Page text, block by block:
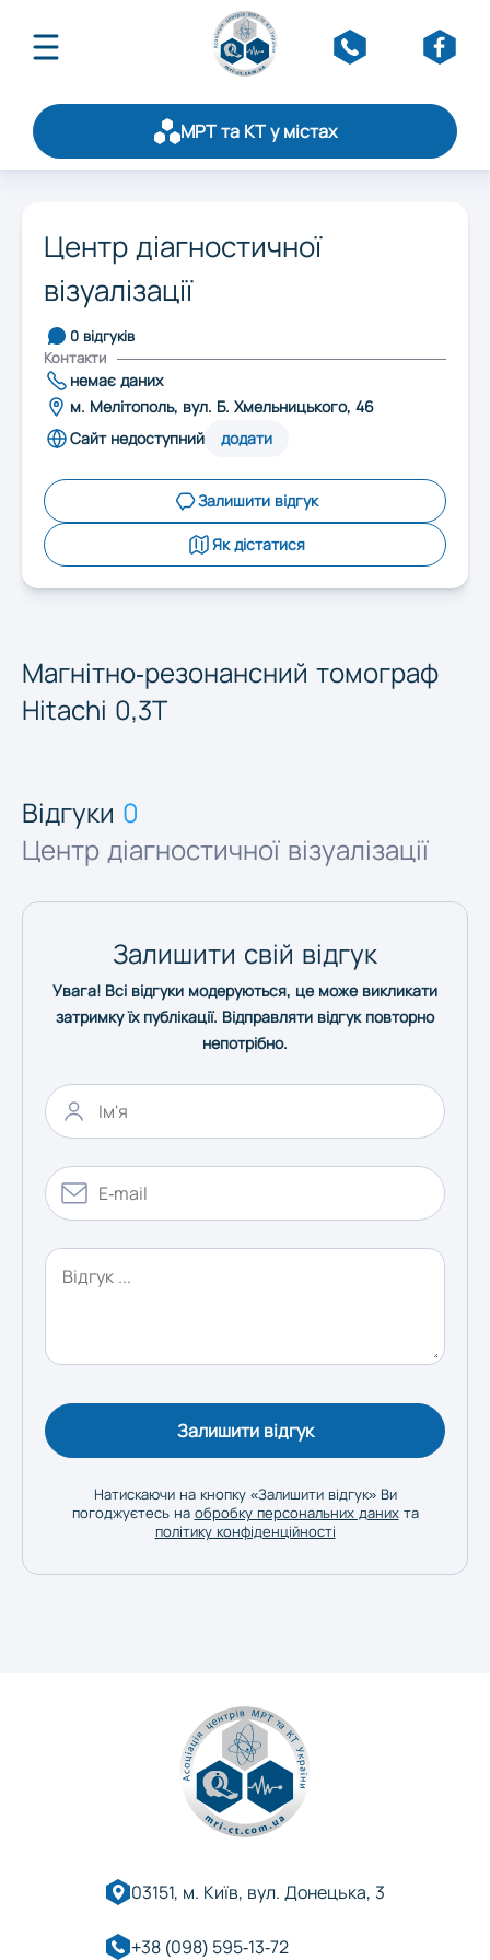
Щорічний рейтинг
Статистика
Стати партнером
Обслуговування
Контакти
МРТ та КТ у містах
Вінниця
Дніпро
Житомир
Івано-Франківськ
Кропивницький
Львів
Одеса
Полтава
Суми
Тернопіль
Ужгород
Херсон
Хмельницький
Центр діагностичної
візуалізації
0 відгуків
Контакти
немає даних
м. Мелітополь, вул. Б. Хмельницького, 46
Сайт недоступний
додати
Залишити відгук
Як дістатися
Магнітно-резонансний томограф
Hitachi 0,3T
Відгуки 0
Центр діагностичної візуалізації
Залишити свій відгук
Увага! Всі відгуки модеруються, це може викликати
затримку їх публікації. Відправляти відгук повторно
непотрібно.
Залишити відгук
Натискаючи на кнопку «Залишити відгук» Ви
погоджуєтесь на обробку персональних данихта
політику конфіденційності
03151, м. Київ, вул. Донецька, 3
+38 (098) 595-13-72